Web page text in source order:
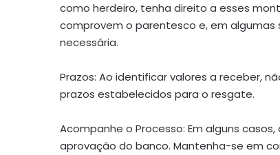
como herdeiro, tenha direito a esses
comprovem o parentesco e, em
necessária.
Prazos: Ao identificar valores a receber,
prazos estabelecidos para o resgate.
Acompanhe o Processo: Em alguns
aprovação do banco. Mantenha-se em